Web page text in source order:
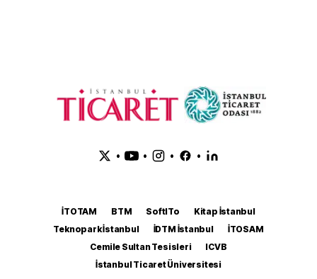
• • • •
İTOTAM BTM SoftITo
Kitap İstanbul
Teknopark İstanbul
İDTM İstanbul
İTOSAM
Cemile Sultan Tesisleri
ICVB
İstanbul Ticaret Üniversitesi